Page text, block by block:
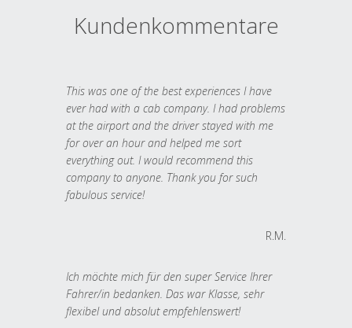
Kundenkommentare
This was one of the best experiences I have
ever had with a cab company. I had problems
at the airport and the driver stayed with me
for over an hour and helped me sort
everything out. I would recommend this
company to anyone. Thank you for such
fabulous service!
R.M.
Ich möchte mich für den super Service Ihrer
Fahrer/in bedanken. Das war Klasse, sehr
flexibel und absolut empfehlenswert!